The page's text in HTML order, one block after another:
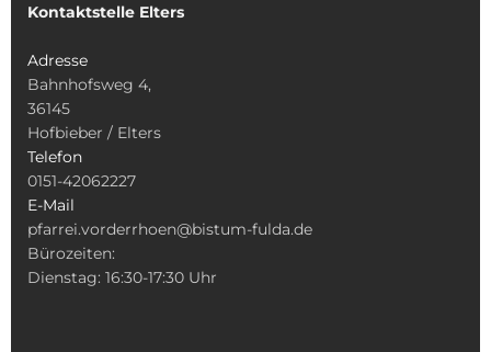
Kontaktstelle Elters
Adresse
Bahnhofsweg 4,
36145
Hofbieber / Elters
Telefon
0151-42062227
E-Mail
pfarrei.vorderrhoen@bistum-fulda.de
Bürozeiten:
Dienstag: 16:30-17:30 Uhr